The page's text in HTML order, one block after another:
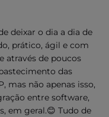
deixar o dia a dia de
prático, ágil e com
através de poucos
das
mas não apenas isso,
entre software,
em geral.😊 Tudo de